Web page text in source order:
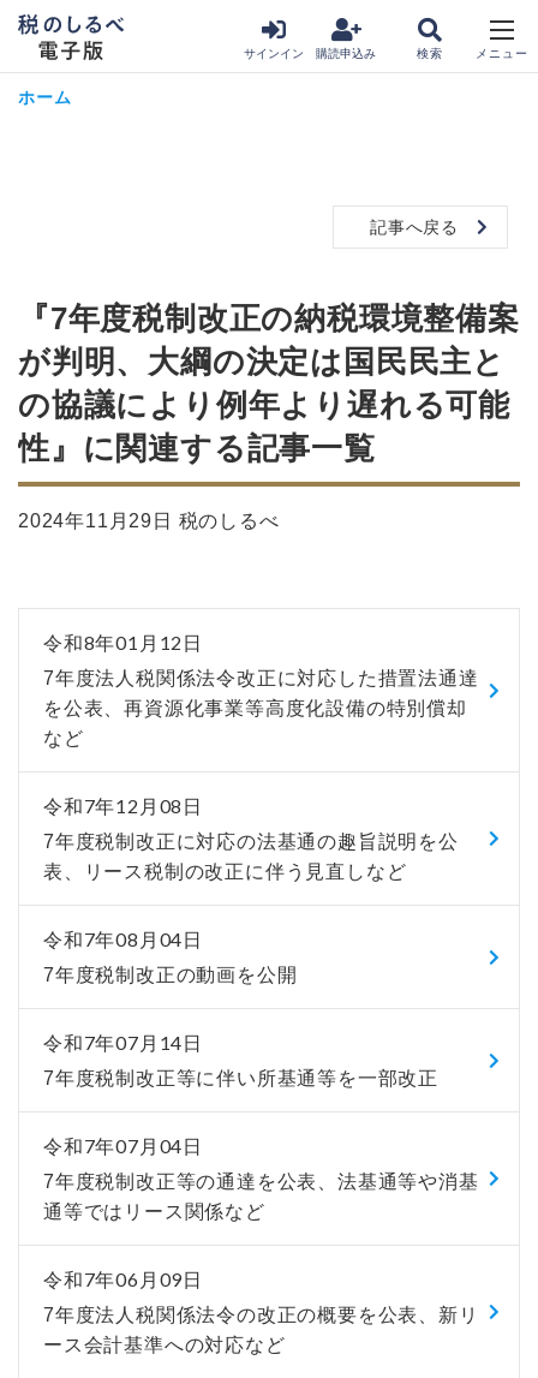
サインイン 購読申込み
ホーム
記事へ戻る
『7年度税制改正の納税環境整備案
が判明、大綱の決定は国民民主と
の協議により例年より遅れる可能
性』に関連する記事一覧
2024年11月29日 税のしるべ
令和8年01月12日
7年度法人税関係法令改正に対応した措置法通達
を公表、再資源化事業等高度化設備の特別償却
など
令和7年12月08日
7年度税制改正に対応の法基通の趣旨説明を公
表、リース税制の改正に伴う見直しなど
令和7年08月04日
7年度税制改正の動画を公開
令和7年07月14日
7年度税制改正等に伴い所基通等を一部改正
令和7年07月04日
7年度税制改正等の通達を公表、法基通等や消基
通等ではリース関係など
令和7年06月09日
7年度法人税関係法令の改正の概要を公表、新リ
ース会計基準への対応など